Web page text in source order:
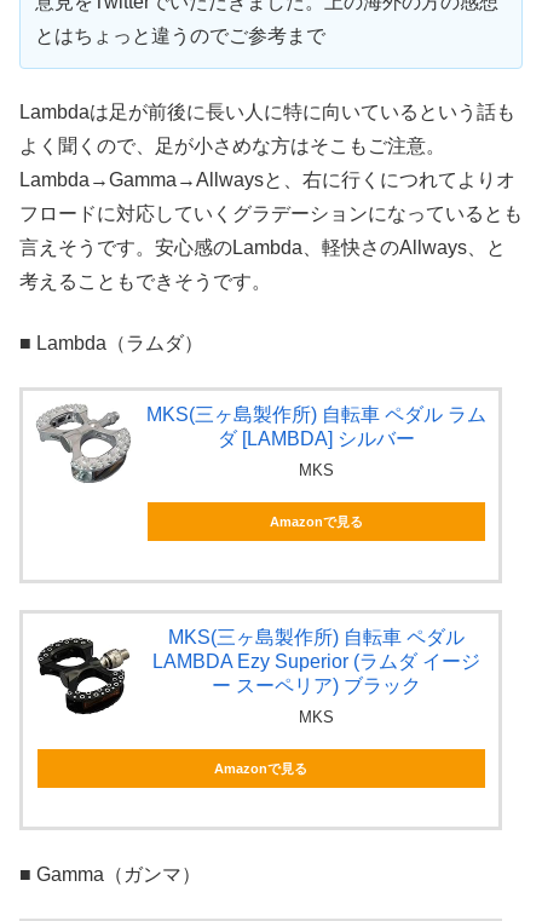
とはちょっと違うのでご参考まで
Lambdaは足が前後に長い人に特に向いているという話も
よく聞くので、足が小さめな方はそこもご注意。
Lambda→Gamma→Allwaysと、右に行くにつれてよりオ
フロードに対応していくグラデーションになっているとも
言えそうです。安心感のLambda、軽快さのAllways、と
考えることもできそうです。
■ Lambda（ラムダ）
MKS(三ヶ島製作所) 自転車 ペダル ラム
ダ [LAMBDA] シルバー
MKS
Amazonで見る
MKS(三ヶ島製作所) 自転車 ペダル
LAMBDA Ezy Superior (ラムダ イージ
ー スーペリア) ブラック
MKS
Amazonで見る
■ Gamma（ガンマ）